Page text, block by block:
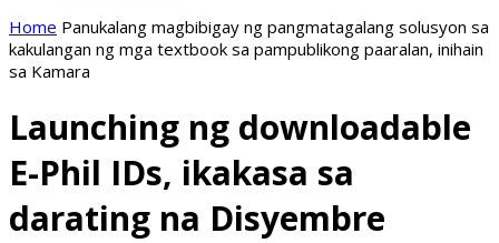
Home Panukalang magbibigay ng pangmatagalang solusyon sa
kakulangan ng mga textbook sa pampublikong paaralan, inihain
sa Kamara
Launching ng downloadable
E-Phil IDs, ikakasa sa
darating na Disyembre